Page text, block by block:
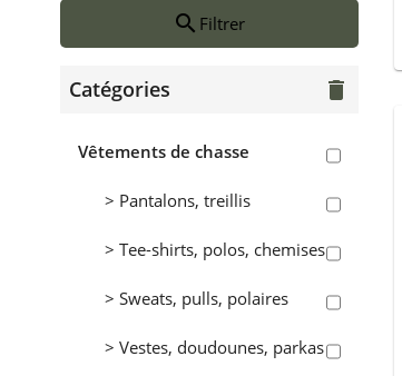
> Divers
> Transport
équipements
search Filtrer
Catégories delete
Vêtements de chasse
> Pantalons, treillis
> Tee-shirts, polos, chemises
> Sweats, pulls, polaires
> Vestes, doudounes, parkas